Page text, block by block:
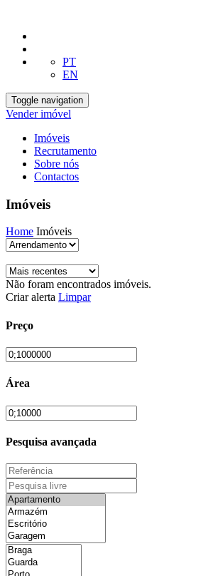
PT
EN
Toggle navigation
Vender imóvel
Imóveis
Recrutamento
Sobre nós
Contactos
Imóveis
Home Imóveis
Não foram encontrados imóveis.
Criar alerta Limpar
Preço
Área
Pesquisa avançada